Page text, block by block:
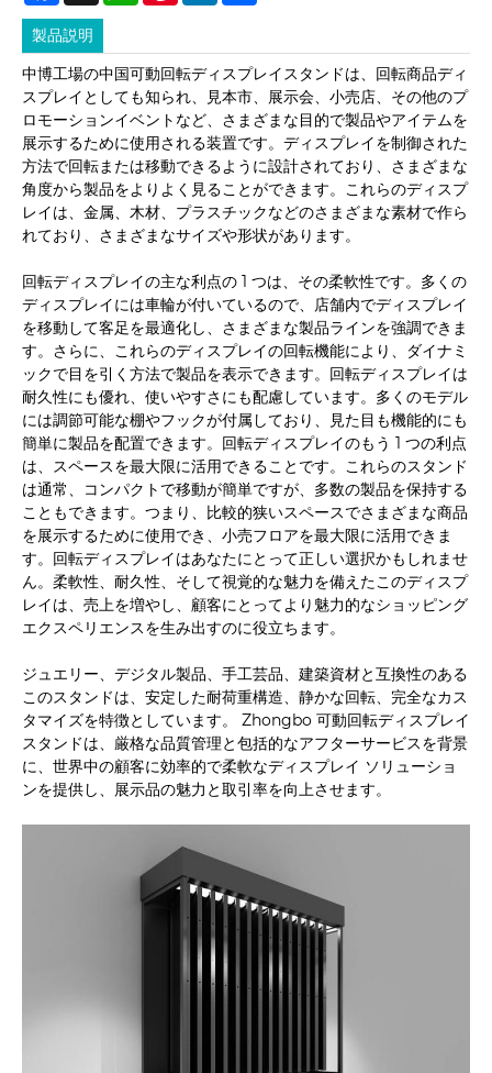
製品説明
中博工場の中国可動回転ディスプレイスタンドは、回転商品ディ
スプレイとしても知られ、見本市、展示会、小売店、その他のプ
ロモーションイベントなど、さまざまな目的で製品やアイテムを
展示するために使用される装置です。ディスプレイを制御された
方法で回転または移動できるように設計されており、さまざまな
角度から製品をよりよく見ることができます。これらのディスプ
レイは、金属、木材、プラスチックなどのさまざまな素材で作ら
れており、さまざまなサイズや形状があります。
回転ディスプレイの主な利点の 1 つは、その柔軟性です。多くの
ディスプレイには車輪が付いているので、店舗内でディスプレイ
を移動して客足を最適化し、さまざまな製品ラインを強調できま
す。さらに、これらのディスプレイの回転機能により、ダイナミ
ックで目を引く方法で製品を表示できます。回転ディスプレイは
耐久性にも優れ、使いやすさにも配慮しています。多くのモデル
には調節可能な棚やフックが付属しており、見た目も機能的にも
簡単に製品を配置できます。回転ディスプレイのもう 1 つの利点
は、スペースを最大限に活用できることです。これらのスタンド
は通常、コンパクトで移動が簡単ですが、多数の製品を保持する
こともできます。つまり、比較的狭いスペースでさまざまな商品
を展示するために使用でき、小売フロアを最大限に活用できま
す。回転ディスプレイはあなたにとって正しい選択かもしれませ
ん。柔軟性、耐久性、そして視覚的な魅力を備えたこのディスプ
レイは、売上を増やし、顧客にとってより魅力的なショッピング
エクスペリエンスを生み出すのに役立ちます。
ジュエリー、デジタル製品、手工芸品、建築資材と互換性のある
このスタンドは、安定した耐荷重構造、静かな回転、完全なカス
タマイズを特徴としています。 Zhongbo 可動回転ディスプレイ
スタンドは、厳格な品質管理と包括的なアフターサービスを背景
に、世界中の顧客に効率的で柔軟なディスプレイ ソリューショ
ンを提供し、展示品の魅力と取引率を向上させます。